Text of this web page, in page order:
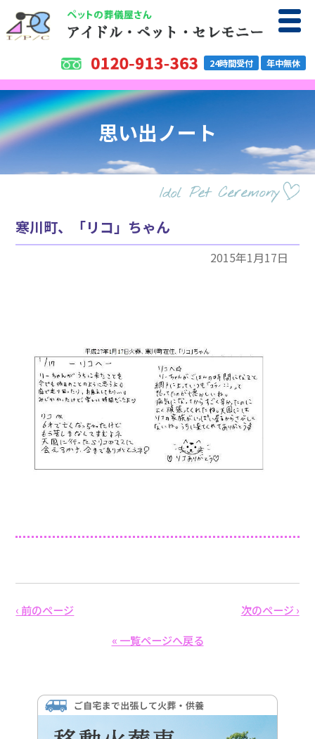
24時間受付 年中無休
思い出ノート
寒川町、「リコ」ちゃん
2015年1月17日
‹ 前のページ
次のページ ›
« 一覧ページへ戻る